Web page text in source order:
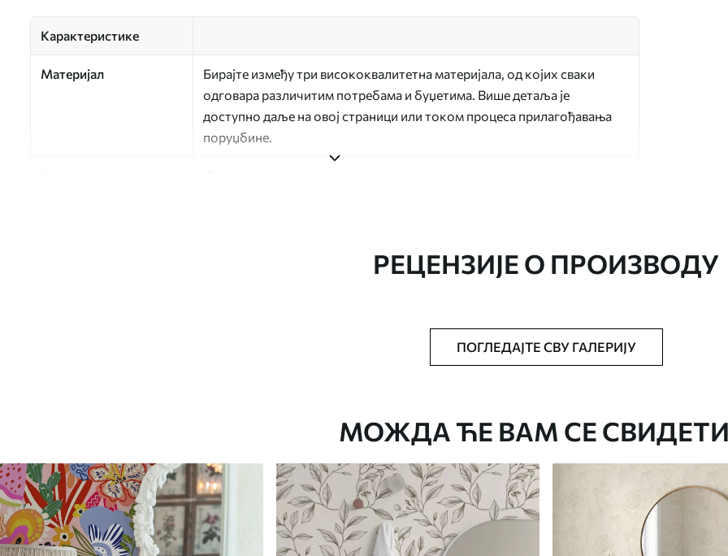
Карактеристике
Материјал
Бирајте између три висококвалитетна материјала, од којих сваки
одговара различитим потребама и буџетима. Више детаља је
доступно даље на овој страници или током процеса прилагођавања
поруџбине.
Беспрекорна апликација
Доступни материјали
Standard Premium Premium Vinil
РЕЦЕНЗИЈЕ О ПРОИЗВОДУ
ПОГЛЕДАЈТЕ СВУ ГАЛЕРИЈУ
МОЖДА ЋЕ ВАМ СЕ